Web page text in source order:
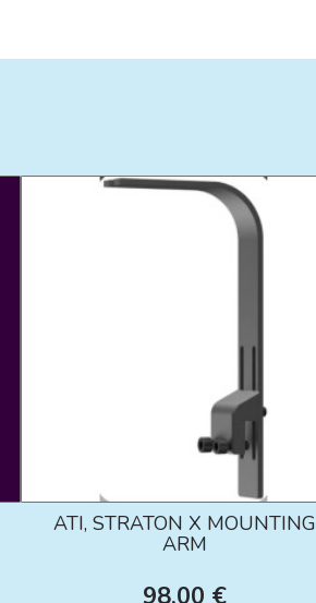
ATI, STRATON X MOUNTING
ARM
98,00 €